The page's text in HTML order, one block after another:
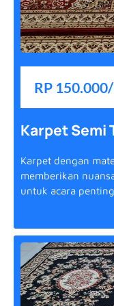
RP
Karpet Semi
Karpet dengan
memberikan
untuk acara